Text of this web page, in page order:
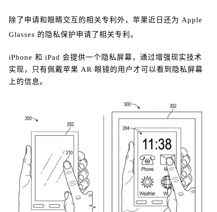
除了申请和眼睛交互的相关专利外，苹果近日还为 Apple
Glasses 的隐私保护申请了相关专利。
iPhone 和 iPad 会提供一个隐私屏幕，通过增强现实技术
实现，只有佩戴苹果 AR 眼镜的用户才可以看到隐私屏幕
上的信息。
给鹰视界打赏